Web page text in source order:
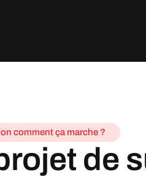
comment ça marche ?
de